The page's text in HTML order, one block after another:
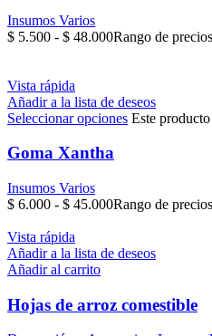
Insumos Varios
$ 5.500 - $ 48.000Rango de
Vista rápida
Añadir a la lista de deseos
Seleccionar opciones Este
Goma Xantha
Insumos Varios
$ 6.000 - $ 45.000Rango de
Vista rápida
Añadir a la lista de deseos
Añadir al carrito
Hojas de arroz comestible